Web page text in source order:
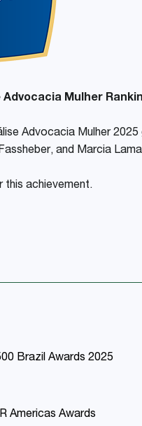
Advocacia Mulher
Advocacia Mulher 2025
and Marcia
this achievement.
Brazil Awards 2025
Americas Awards